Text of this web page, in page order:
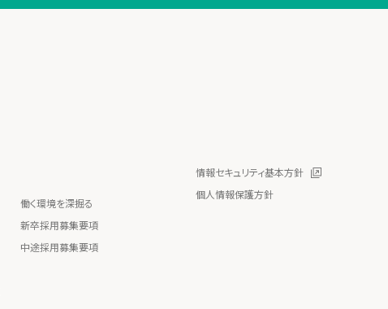
働く環境を深掘る
新卒採用募集要項
中途採用募集要項
情報セキュリティ基本方針
個人情報保護方針